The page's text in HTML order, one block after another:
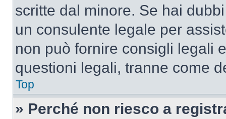
scritte dal minore. Se hai
un consulente legale per
non può fornire consigli legali
questioni legali, tranne come
Top
» Perché non riesco a